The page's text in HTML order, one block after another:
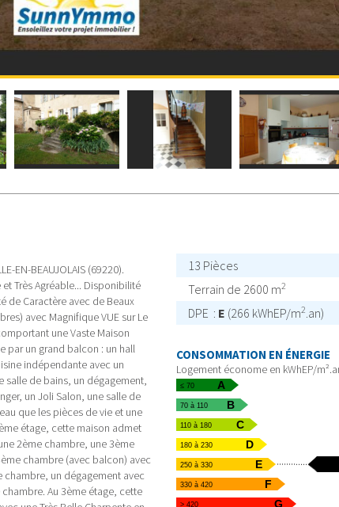
EN-BEAUJOLAIS (69220).
Très Agréable... Disponibilité
de Caractère avec de Beaux
avec Magnifique VUE sur Le
une Vaste Maison
par un grand balcon : un hall
indépendante avec un
de bains, un dégagement,
un Joli Salon, une salle de
que les pièces de vie et une
étage, cette maison admet
2ème chambre, une 3ème
chambre (avec balcon) avec
chambre, un dégagement avec
Au 3ème étage, cette
13 Pièces
Terrain de 2600 m2
DPE : E (266 kWhEP/m2 .an)
CONSOMMATION EN ÉNERGIE
Logement économe en kWhEP/
≤ 70 A
70 à 110 B
110 à 180 C
180 à 230 D
250 à 330 E
330 à 420 F
> 420 G